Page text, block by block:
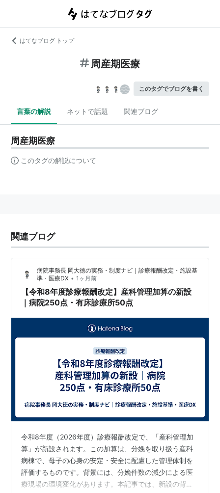
はてなブログ トップ
周産期医療
このタグでブログを書く
言葉の解説 ネットで話題 関連ブログ
周産期医療
このタグの解説について
関連ブログ
病院事務長 岡大徳の実務・制度ナビ｜診療報酬改定・施設基
準・医療DX • 1ヶ月前
【令和8年度診療報酬改定】産科管理加算の新設
｜病院250点・有床診療所50点
令和8年度（2026年度）診療報酬改定で、「産科管理加
算」が新設されます。この加算は、分娩を取り扱う産科
病棟で、母子の心身の安定・安全に配慮した管理体制を
評価するものです。背景には、分娩件数の減少による医
療現場の環境変化があります。本記事では、新設の背景